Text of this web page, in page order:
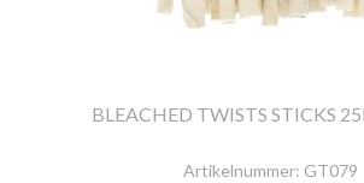
BLEACHED TWISTS STICKS
Artikelnummer: GT079